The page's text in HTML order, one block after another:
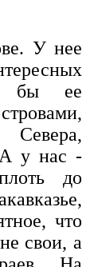
У нее
бы ее
у нас -
до
что
свои, а